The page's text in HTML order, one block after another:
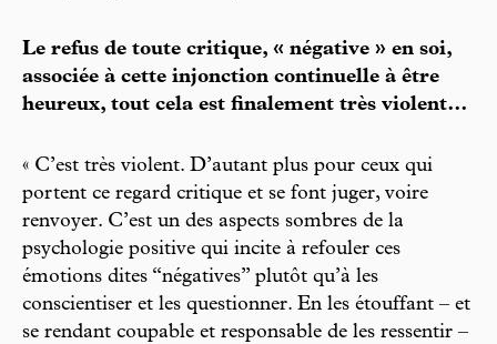
Le refus de toute critique, « négative » en soi,
associée à cette injonction continuelle à être
heureux, tout cela est finalement très violent…
« C’est très violent. D’autant plus pour ceux qui
portent ce regard critique et se font juger, voire
renvoyer. C’est un des aspects sombres de la
psychologie positive qui incite à refouler ces
émotions dites “négatives” plutôt qu’à les
conscientiser et les questionner. En les étouffant – et
se rendant coupable et responsable de les ressentir –